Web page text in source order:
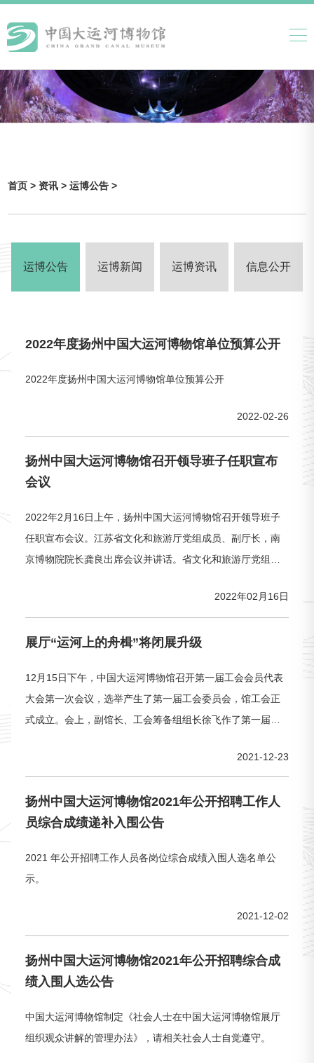
首页 >资讯 >运博公告 >
运博公告 运博新闻 运博资讯 信息公开
2022年度扬州中国大运河博物馆单位预算公开
2022年度扬州中国大运河博物馆单位预算公开
2022-02-26
扬州中国大运河博物馆召开领导班子任职宣布
会议
2022年2月16日上午，扬州中国大运河博物馆召开领导班子
任职宣布会议。江苏省文化和旅游厅党组成员、副厅长，南
京博物院院长龚良出席会议并讲话。省文化和旅游厅党组成
通知，任命郑晶同志为扬州中国大运河博物馆馆长，徐飞同
组长王俊杰，省文化和旅游厅人事处副处长董卫卫，扬州中
2022年02月16日
展厅“运河上的舟楫”将闭展升级
12月15日下午，中国大运河博物馆召开第一届工会会员代表
大会第一次会议，选举产生了第一届工会委员会，馆工会正
式成立。会上，副馆长、工会筹备组组长徐飞作了第一届工
河博物馆工会正式成立。会议选举产生了由徐飞、双飞、孙
届工会委员会，徐飞同志任主席，孙思源任经审委员，周悦
敬任女工委员，本届
2021-12-23
扬州中国大运河博物馆2021年公开招聘工作人
员综合成绩递补入围公告
2021 年公开招聘工作人员各岗位综合成绩入围人选名单公
示。
2021-12-02
扬州中国大运河博物馆2021年公开招聘综合成
绩入围人选公告
中国大运河博物馆制定《社会人士在中国大运河博物馆展厅
组织观众讲解的管理办法》，请相关社会人士自觉遵守。